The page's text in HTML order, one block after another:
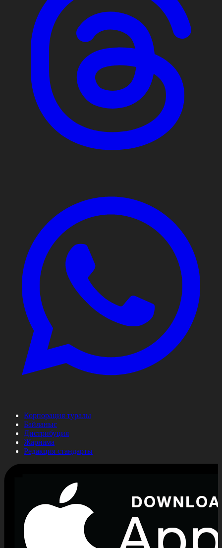
Корпорация туралы
Байланыс
Дистрибуция
Жарнама
Редакция стандарты